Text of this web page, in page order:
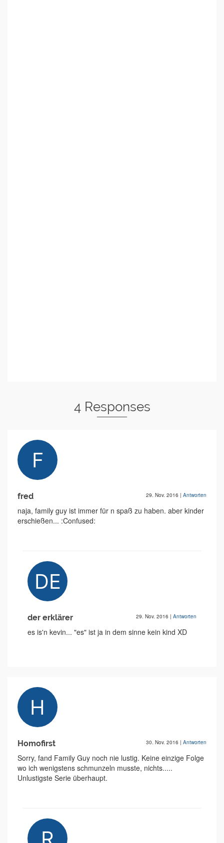
4 Responses
fred 29. Nov. 2016 | Antworten
naja, family guy ist immer für n spaß zu haben. aber kinder
erschießen... :Confused:
der erklärer 29. Nov. 2016 | Antworten
es is'n kevin... "es" ist ja in dem sinne kein kind XD
Homofirst 30. Nov. 2016 | Antworten
Sorry, fand Family Guy noch nie lustig. Keine einzige Folge
wo ich wenigstens schmunzeln musste, nichts.....
Unlustigste Serie überhaupt.